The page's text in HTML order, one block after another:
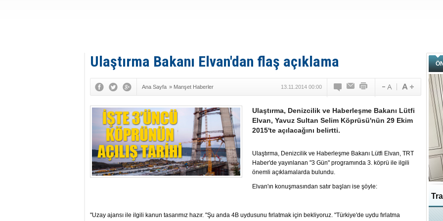
Ulaştırma Bakanı Elvan'dan flaş açıklama
Ana Sayfa » Manşet Haberler 13.11.2014 00:00
Ulaştırma, Denizcilik ve Haberleşme Bakanı Lütfi
Elvan, Yavuz Sultan Selim Köprüsü'nün 29 Ekim
2015'te açılacağını belirtti.
Ulaştırma, Denizcilik ve Haberleşme Bakanı Lütfi Elvan, TRT
Haber'de yayınlanan "3 Gün" programında 3. köprü ile ilgili
önemli açıklamalarda bulundu.
Elvan'ın konuşmasından satır başları ise şöyle:
"Uzay ajansı ile ilgili kanun tasarımız hazır. "Şu anda 4B uydusunu fırlatmak için bekliyoruz. "Türkiye'de uydu fırlatma